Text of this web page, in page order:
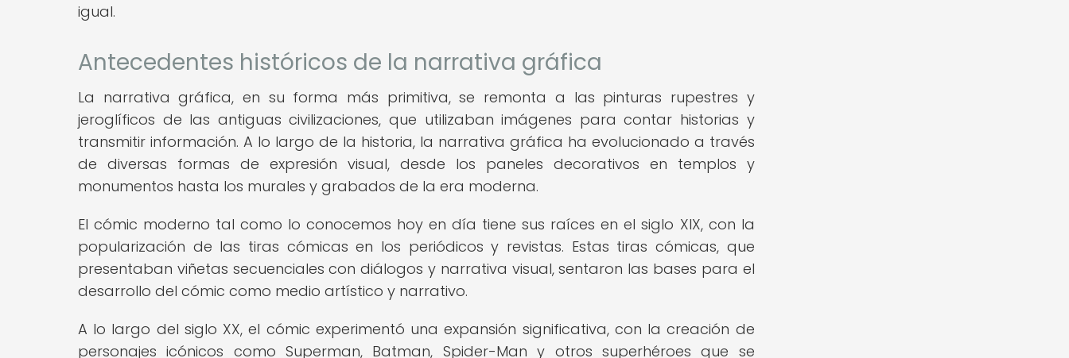
igual.
Antecedentes históricos de la narrativa gráfica
La narrativa gráfica, en su forma más primitiva, se remonta a las pinturas rupestres y
jeroglíficos de las antiguas civilizaciones, que utilizaban imágenes para contar historias y
transmitir información. A lo largo de la historia, la narrativa gráfica ha evolucionado a través
de diversas formas de expresión visual, desde los paneles decorativos en templos y
monumentos hasta los murales y grabados de la era moderna.
El cómic moderno tal como lo conocemos hoy en día tiene sus raíces en el siglo XIX, con la
popularización de las tiras cómicas en los periódicos y revistas. Estas tiras cómicas, que
presentaban viñetas secuenciales con diálogos y narrativa visual, sentaron las bases para el
desarrollo del cómic como medio artístico y narrativo.
A lo largo del siglo XX, el cómic experimentó una expansión significativa, con la creación de
personajes icónicos como Superman, Batman, Spider-Man y otros superhéroes que se